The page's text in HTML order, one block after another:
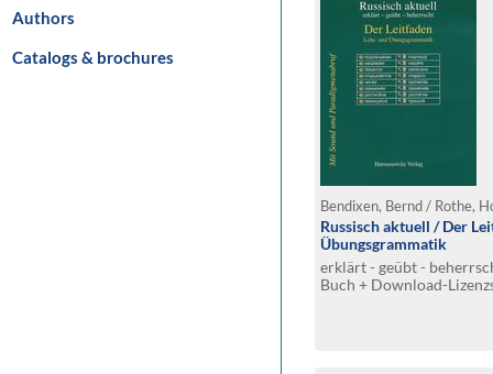
Authors
Catalogs & brochures
Bendixen, Bernd / Rothe,
Russisch aktuell / Der
Übungsgrammatik
erklärt - geübt -
Buch + Download-